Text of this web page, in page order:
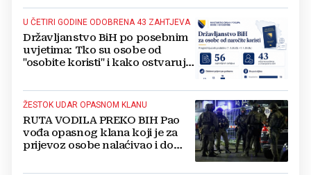
U ČETIRI GODINE ODOBRENA 43 ZAHTJEVA
Državljanstvo BiH po posebnim
uvjetima: Tko su osobe od
"osobite koristi" i kako ostvaruju
ŽESTOK UDAR OPASNOM KLANU
RUTA VODILA PREKO BIH Pao
vođa opasnog klana koji je za
prijevoz osobe nalaćivao i do